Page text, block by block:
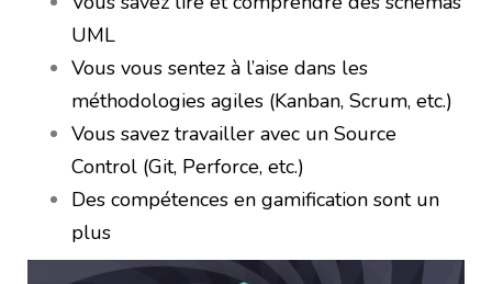
UML
Vous vous sentez à l’aise dans les
méthodologies agiles (Kanban, Scrum, etc.)
Vous savez travailler avec un Source
Control (Git, Perforce, etc.)
Des compétences en gamification sont un
plus